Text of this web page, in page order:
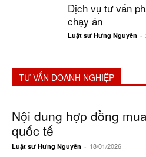
Dịch vụ tư vấn
chạy án
Luật sư Hưng Nguyên -
TƯ VẤN DOANH NGHIỆP
Nội dung hợp đồng
quốc tế
Luật sư Hưng Nguyên - 18/01/2026